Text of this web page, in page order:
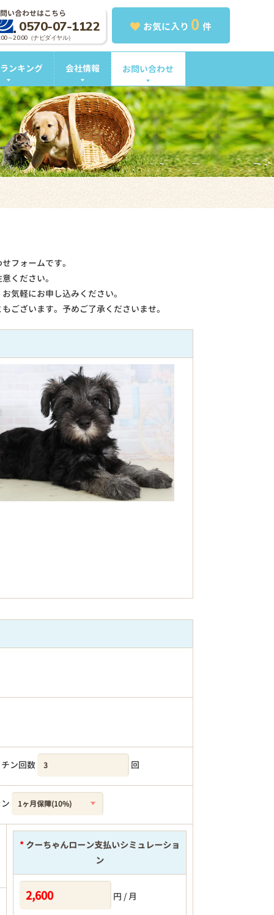
お気に入り 0 件
い合わせはこちら
0570-07-1122
～20:00（ナビダイヤル）
ンキング 会社情報 お問い合わせ
フォームです。
ください。
気軽にお申し込みください。
ございます。予めご了承くださいませ。
ン回数 回
* クーちゃんローン支払いシミュレーショ
ン
円 / 月